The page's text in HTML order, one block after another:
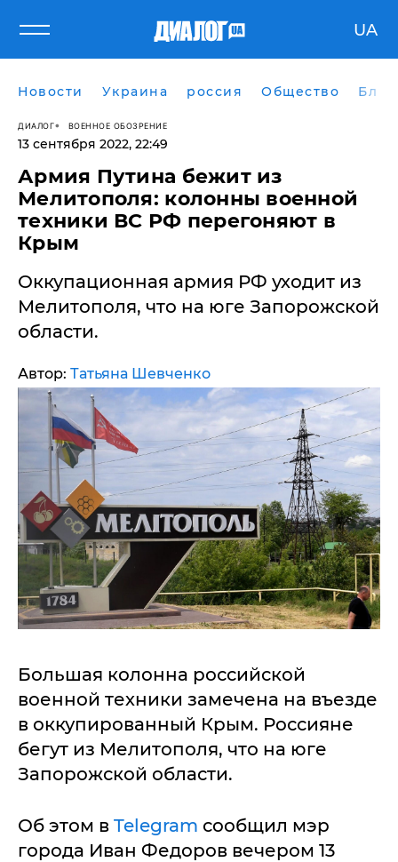
UA
Новости Украина россия Общество
ДИАЛОГ ВОЕННОЕ ОБОЗРЕНИЕ
13 сентября 2022, 22:49
​Армия Путина бежит из
Мелитополя: колонны военной
техники ВС РФ перегоняют в
Крым
Оккупационная армия РФ уходит из
Мелитополя, что на юге Запорожской
области.
Автор: Татьяна Шевченко
Большая колонна российской
военной техники замечена на въезде
в оккупированный Крым. Россияне
бегут из Мелитополя, что на юге
Запорожской области.
Об этом в Telegram сообщил мэр
города Иван Федоров вечером 13